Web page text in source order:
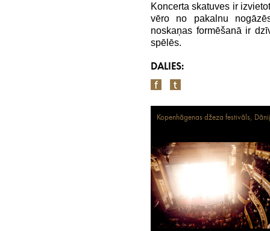
Koncerta skatuves ir
vēro no pakalnu
noskaņas formēšanā ir
spēlēs.
DALIES:
Kopenhāgenas džeza festivāls,